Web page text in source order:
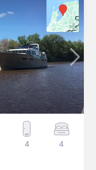
4 4